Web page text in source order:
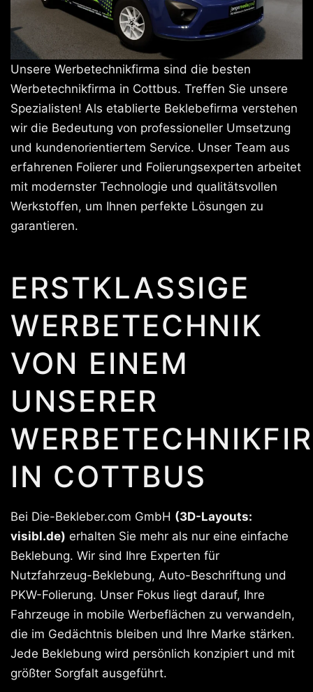
Unsere Werbetechnikfirma sind die besten
Werbetechnikfirma in Cottbus. Treffen Sie unsere
Spezialisten! Als etablierte Beklebefirma verstehen
wir die Bedeutung von professioneller Umsetzung
und kundenorientiertem Service. Unser Team aus
erfahrenen Folierer und Folierungsexperten arbeitet
mit modernster Technologie und qualitätsvollen
Werkstoffen, um Ihnen perfekte Lösungen zu
garantieren.
ERSTKLASSIGE
WERBETECHNIK
VON EINEM
UNSERER
IN COTTBUS
Bei Die-Bekleber.com GmbH (3D-Layouts:
visibl.de) erhalten Sie mehr als nur eine einfache
Beklebung. Wir sind Ihre Experten für
Nutzfahrzeug-Beklebung, Auto-Beschriftung und
PKW-Folierung. Unser Fokus liegt darauf, Ihre
Fahrzeuge in mobile Werbeflächen zu verwandeln,
die im Gedächtnis bleiben und Ihre Marke stärken.
Jede Beklebung wird persönlich konzipiert und mit
größter Sorgfalt ausgeführt.